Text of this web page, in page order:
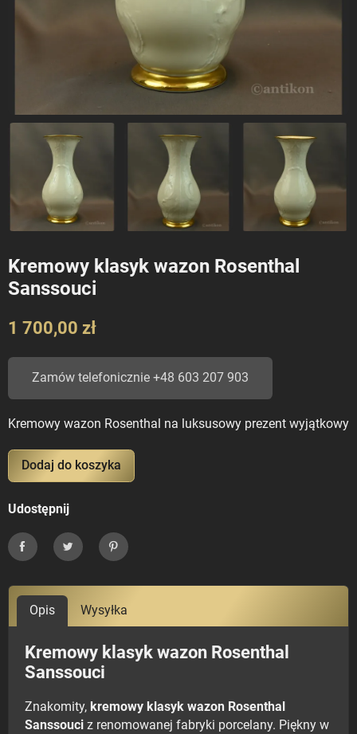
Kremowy klasyk wazon Rosenthal
Sanssouci
1 700,00 zł
Zamów telefonicznie +48 603 207 903
Kremowy wazon Rosenthal na luksusowy prezent wyjątkowy
Dodaj do koszyka
Udostępnij
UdostępnijTweetujPinterest
Opis Wysyłka
Kremowy klasyk wazon Rosenthal
Sanssouci
Znakomity, kremowy klasyk wazon Rosenthal
Sanssouci z renomowanej fabryki porcelany. Piękny w